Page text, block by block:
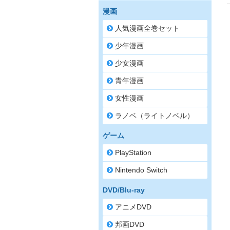
漫画
人気漫画全巻セット
少年漫画
少女漫画
青年漫画
女性漫画
ラノベ（ライトノベル）
ゲーム
PlayStation
Nintendo Switch
DVD/Blu-ray
アニメDVD
邦画DVD